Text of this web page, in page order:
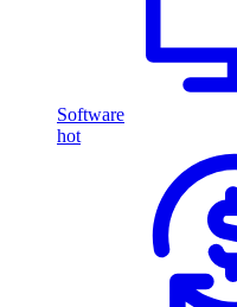
Software
hot